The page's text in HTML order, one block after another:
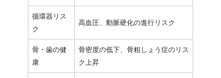
循環器リス
ク
高血圧、動脈硬化の進行リスク
骨・歯の健
康
骨密度の低下、骨粗しょう症のリス
ク上昇